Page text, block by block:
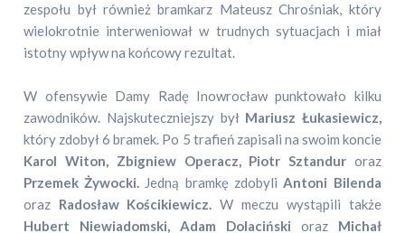
zespołu był również bramkarz Mateusz Chrośniak, który
wielokrotnie interweniował w trudnych sytuacjach i miał
istotny wpływ na końcowy rezultat.
W ofensywie Damy Radę Inowrocław punktowało kilku
zawodników. Najskuteczniejszy był Mariusz Łukasiewicz,
który zdobył 6 bramek. Po 5 trafień zapisali na swoim koncie
Karol Witon, Zbigniew Operacz, Piotr Sztandur oraz
Przemek Żywocki. Jedną bramkę zdobyliAntoni Bilenda
oraz Radosław Kościkiewicz. W meczu wystąpili także
Hubert Niewiadomski, Adam Dolaciński oraz Michał